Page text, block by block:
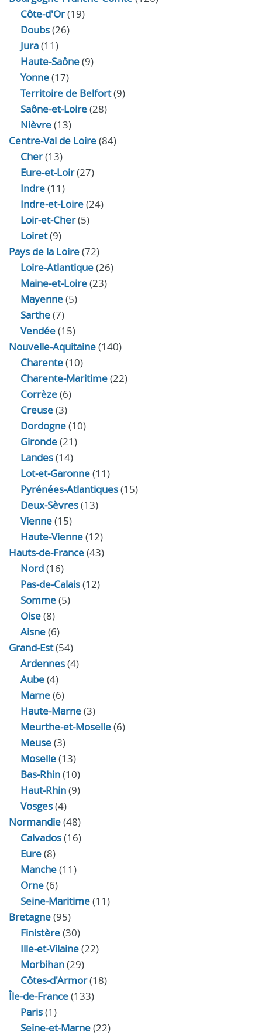
Côte-d'Or(19)
Doubs(26)
Jura(11)
Haute‑Saône(9)
Yonne(17)
Territoire de Belfort(9)
Saône-et-Loire(28)
Nièvre(13)
Centre-Val de Loire(84)
Cher(13)
Eure‑et‑Loir(27)
Indre(11)
Indre‑et‑Loire(24)
Loir‑et‑Cher(5)
Loiret(9)
Pays de la Loire(72)
Loire-Atlantique(26)
Maine-et-Loire(23)
Mayenne(5)
Sarthe(7)
Vendée(15)
Nouvelle-Aquitaine(140)
Charente(10)
Charente-Maritime(22)
Corrèze(6)
Creuse(3)
Dordogne(10)
Gironde(21)
Landes(14)
Lot-et-Garonne(11)
Pyrénées-Atlantiques(15)
Deux-Sèvres(13)
Vienne(15)
Haute-Vienne(12)
Hauts-de-France(43)
Nord(16)
Pas-de-Calais(12)
Somme(5)
Oise(8)
Aisne(6)
Grand-Est(54)
Ardennes(4)
Aube(4)
Marne(6)
Haute-Marne(3)
Meurthe-et-Moselle(6)
Meuse(3)
Moselle(13)
Bas-Rhin(10)
Haut-Rhin(9)
Vosges(4)
Normandie(48)
Calvados(16)
Eure(8)
Manche(11)
Orne(6)
Seine-Maritime(11)
Bretagne(95)
Finistère(30)
Ille-et-Vilaine(22)
Morbihan(29)
Côtes-d'Armor(18)
Île-de-France(133)
Paris(1)
Seine-et-Marne(22)